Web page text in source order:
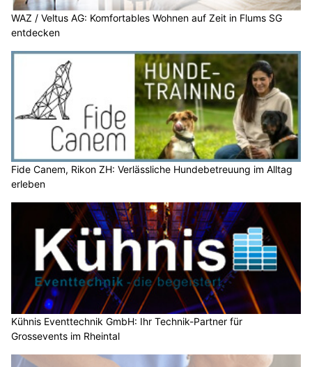
WAZ / Veltus AG: Komfortables Wohnen auf Zeit in Flums SG
entdecken
Fide Canem, Rikon ZH: Verlässliche Hundebetreuung im Alltag
erleben
Kühnis Eventtechnik GmbH: Ihr Technik-Partner für
Grossevents im Rheintal